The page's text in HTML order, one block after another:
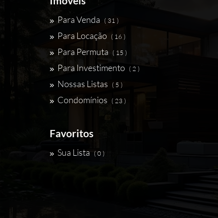
Para Venda ( 31 )
Para Locação ( 16 )
Para Permuta ( 15 )
Para Investimento ( 2 )
Nossas Listas ( 5 )
Condomínios ( 23 )
Favoritos
Sua Lista ( 0 )